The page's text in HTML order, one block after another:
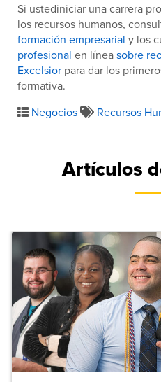
Si ustediniciar una carrera
los recursos humanos,
formación empresarial y los
profesional en líneasobre
Excelsior para dar los
formativa.
Negocios
Recursos
Artículos